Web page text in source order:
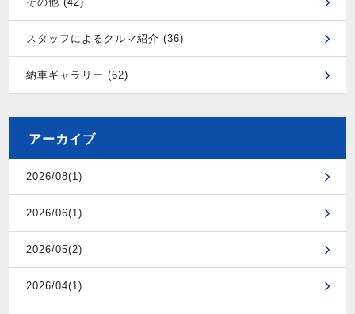
スタッフによるクルマ紹介 (36)
納車ギャラリー (62)
アーカイブ
2026/08(1)
2026/06(1)
2026/05(2)
2026/04(1)